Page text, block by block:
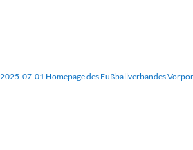
2025-07-01 Homepage des Fußballverbandes